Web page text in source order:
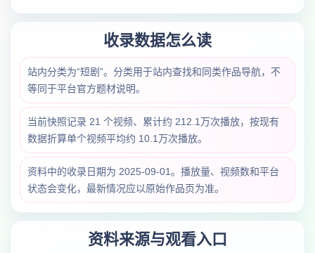
收录数据怎么读
站内分类为“短剧”。分类用于站内查找和同类作品导航，不
等同于平台官方题材说明。
当前快照记录 21 个视频、累计约 212.1万次播放，按现有
数据折算单个视频平均约 10.1万次播放。
资料中的收录日期为 2025-09-01。播放量、视频数和平台
状态会变化，最新情况应以原始作品页为准。
资料来源与观看入口